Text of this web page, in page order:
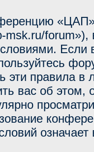
msk.ru/forum»),
Если
эти правила
вас об